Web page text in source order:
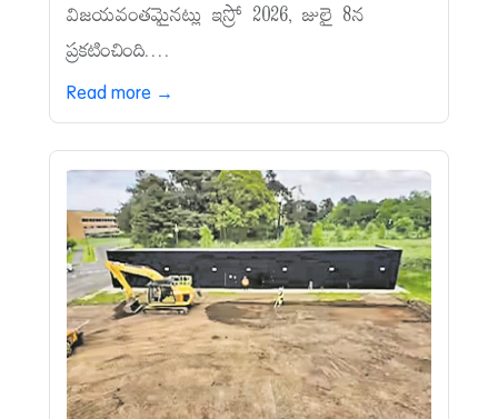
విజయవంతమైనట్లు ఇస్రో 2026, జులై 8న
ప్రకటించింది....
Read more →